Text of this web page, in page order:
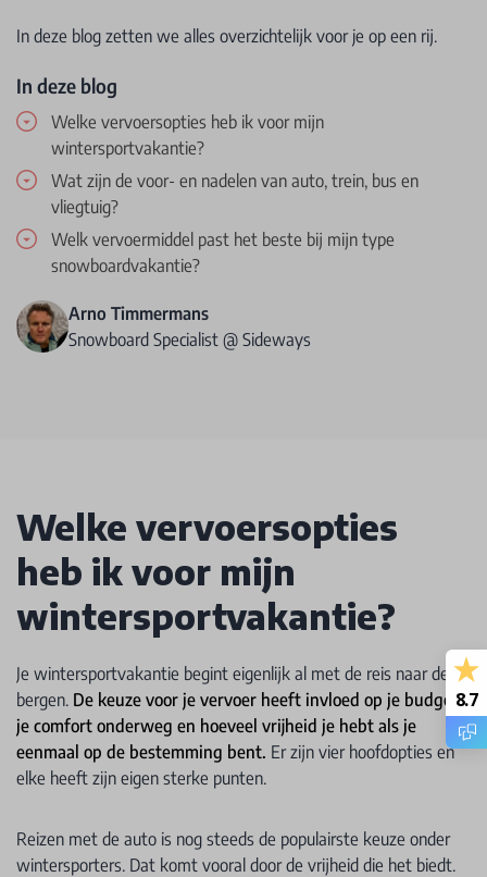
In deze blog zetten we alles overzichtelijk voor je op een rij.
In deze blog
Welke vervoersopties heb ik voor mijn
wintersportvakantie?
Wat zijn de voor- en nadelen van auto, trein, bus en
vliegtuig?
Welk vervoermiddel past het beste bij mijn type
snowboardvakantie?
Arno Timmermans
Snowboard Specialist @ Sideways
Welke vervoersopties
heb ik voor mijn
wintersportvakantie?
Je wintersportvakantie begint eigenlijk al met de reis naar de
bergen. De keuze voor je vervoer heeft invloed op je budget,
je comfort onderweg en hoeveel vrijheid je hebt als je
eenmaal op de bestemming bent. Er zijn vier hoofdopties en
elke heeft zijn eigen sterke punten.
Reizen met de auto is nog steeds de populairste keuze onder
wintersporters. Dat komt vooral door de vrijheid die het biedt.
8.7